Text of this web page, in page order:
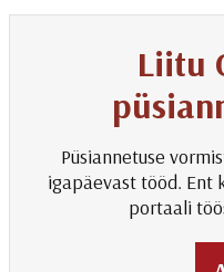
Liitu
Püsiannetuse
igapäevast tööd. Ent
portaali